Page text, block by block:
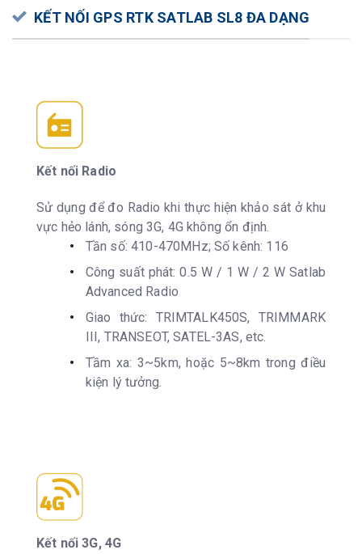
KẾT NỐI GPS RTK SATLAB SL8 ĐA DẠNG
Kết nối Radio
Sử dụng để đo Radio khi thực hiện khảo sát ở khu
vực hẻo lánh, sóng 3G, 4G không ổn định.
Tần số: 410-470MHz; Số kênh: 116
Công suất phát: 0.5 W / 1 W / 2 W Satlab
Advanced Radio
Giao thức: TRIMTALK450S, TRIMMARK
III, TRANSEOT, SATEL-3AS, etc.
Tầm xa: 3~5km, hoặc 5~8km trong điều
kiện lý tưởng.
Kết nối 3G, 4G